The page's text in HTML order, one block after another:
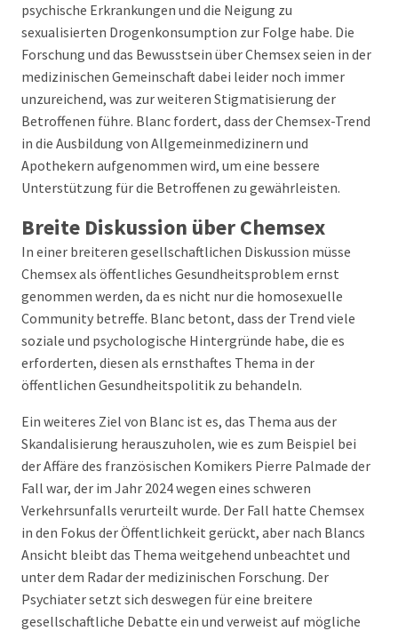
psychische Erkrankungen und die Neigung zu
sexualisierten Drogenkonsumption zur Folge habe. Die
Forschung und das Bewusstsein über Chemsex seien in der
medizinischen Gemeinschaft dabei leider noch immer
unzureichend, was zur weiteren Stigmatisierung der
Betroffenen führe. Blanc fordert, dass der Chemsex-Trend
in die Ausbildung von Allgemeinmedizinern und
Apothekern aufgenommen wird, um eine bessere
Unterstützung für die Betroffenen zu gewährleisten.
Breite Diskussion über Chemsex
In einer breiteren gesellschaftlichen Diskussion müsse
Chemsex als öffentliches Gesundheitsproblem ernst
genommen werden, da es nicht nur die homosexuelle
Community betreffe. Blanc betont, dass der Trend viele
soziale und psychologische Hintergründe habe, die es
erforderten, diesen als ernsthaftes Thema in der
öffentlichen Gesundheitspolitik zu behandeln.
Ein weiteres Ziel von Blanc ist es, das Thema aus der
Skandalisierung herauszuholen, wie es zum Beispiel bei
der Affäre des französischen Komikers Pierre Palmade der
Fall war, der im Jahr 2024 wegen eines schweren
Verkehrsunfalls verurteilt wurde. Der Fall hatte Chemsex
in den Fokus der Öffentlichkeit gerückt, aber nach Blancs
Ansicht bleibt das Thema weitgehend unbeachtet und
unter dem Radar der medizinischen Forschung. Der
Psychiater setzt sich deswegen für eine breitere
gesellschaftliche Debatte ein und verweist auf mögliche